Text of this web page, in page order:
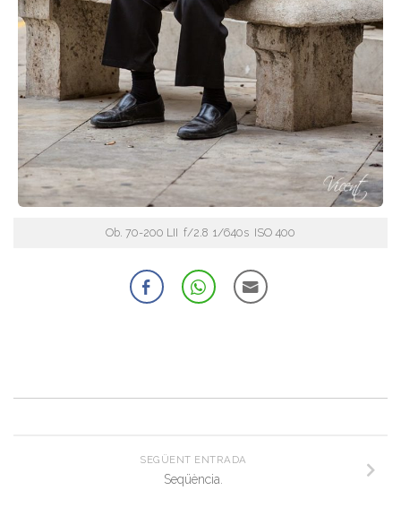
Ob. 70-200 LII f/2.8 1/640s ISO 400
SEGÜENT ENTRADA
Seqüència.